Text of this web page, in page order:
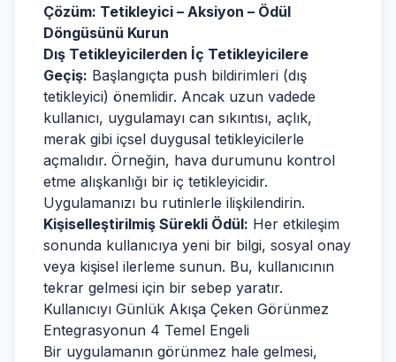
Çözüm: Tetikleyici – Aksiyon – Ödül
Döngüsünü Kurun
Dış Tetikleyicilerden İç Tetikleyicilere
Geçiş: Başlangıçta push bildirimleri (dış
tetikleyici) önemlidir. Ancak uzun vadede
kullanıcı, uygulamayı can sıkıntısı, açlık,
merak gibi içsel duygusal tetikleyicilerle
açmalıdır. Örneğin, hava durumunu kontrol
etme alışkanlığı bir iç tetikleyicidir.
Uygulamanızı bu rutinlerle ilişkilendirin.
Kişiselleştirilmiş Sürekli Ödül: Her etkileşim
sonunda kullanıcıya yeni bir bilgi, sosyal onay
veya kişisel ilerleme sunun. Bu, kullanıcının
tekrar gelmesi için bir sebep yaratır.
Kullanıcıyı Günlük Akışa Çeken Görünmez
Entegrasyonun 4 Temel Engeli
Bir uygulamanın görünmez hale gelmesi,